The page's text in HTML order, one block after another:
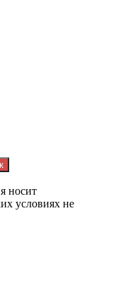
носит
условиях не